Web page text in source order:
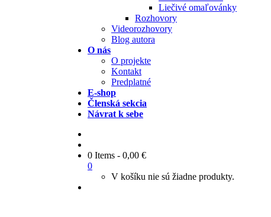
Liečivé omaľovánky
Rozhovory
Videorozhovory
Blog autora
O nás
O projekte
Kontakt
Predplatné
E-shop
Členská sekcia
Návrat k sebe
0 Items - 0,00 €
0
V košíku nie sú žiadne produkty.